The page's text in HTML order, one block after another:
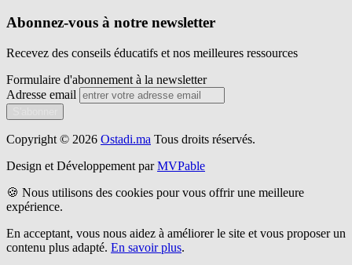
Abonnez-vous à notre newsletter
Recevez des conseils éducatifs et nos meilleures ressources
Formulaire d'abonnement à la newsletter
Adresse email
Copyright © 2026 Ostadi.ma Tous droits réservés.
Design et Développement par MVPable
🍪 Nous utilisons des cookies pour vous offrir une meilleure
expérience.
En acceptant, vous nous aidez à améliorer le site et vous proposer un
contenu plus adapté. En savoir plus.